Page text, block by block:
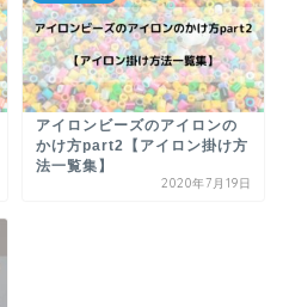
アイロンビーズのアイロンの
かけ方part2【アイロン掛け方
法一覧集】
2020年7月19日